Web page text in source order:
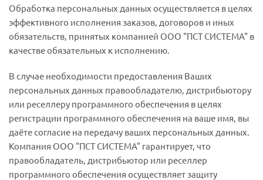
Обработка персональных данных осуществляется в целях
эффективного исполнения заказов, договоров и иных
обязательств, принятых компанией ООО "ПСТ СИСТЕМА" в
качестве обязательных к исполнению.
В случае необходимости предоставления Ваших
персональных данных правообладателю, дистрибьютору
или реселлеру программного обеспечения в целях
регистрации программного обеспечения на ваше имя, вы
даёте согласие на передачу ваших персональных данных.
Компания ООО "ПСТ СИСТЕМА" гарантирует, что
правообладатель, дистрибьютор или реселлер
программного обеспечения осуществляет защиту